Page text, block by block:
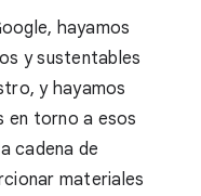
hayamos
y sustentables
y hayamos
en torno a esos
cadena de
materiales